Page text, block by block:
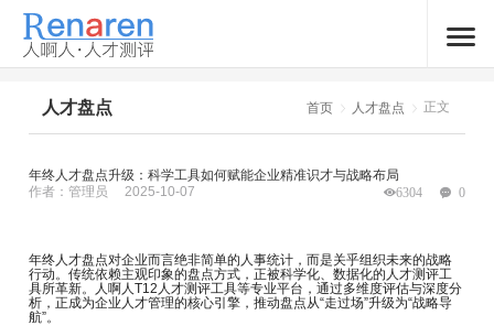
人才盘点 首页 人才盘点 正文
年终人才盘点升级：科学工具如何赋能企业精准识才与战略布局
作者：管理员
2025-10-07 6304 0
年终人才盘点对企业而言绝非简单的人事统计，而是关乎组织未来的战略
行动。传统依赖主观印象的盘点方式，正被科学化、数据化的人才测评工
具所革新。人啊人T12人才测评工具等专业平台，通过多维度评估与深度分
析，正成为企业人才管理的核心引擎，推动盘点从“走过场”升级为“战略导
航”。